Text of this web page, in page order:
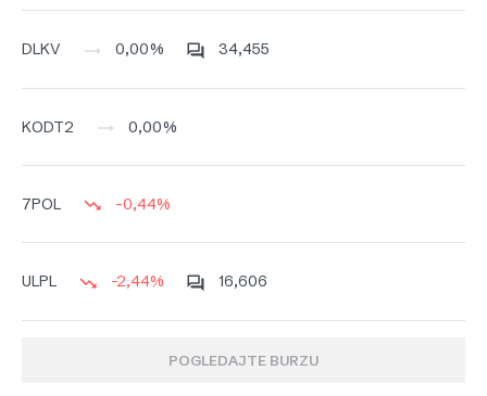
DLKV 0,00% 34,455
KODT2 0,00%
7POL -0,44%
ULPL -2,44% 16,606
POGLEDAJTE BURZU